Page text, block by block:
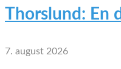
Thorslund: En
7. august 2026